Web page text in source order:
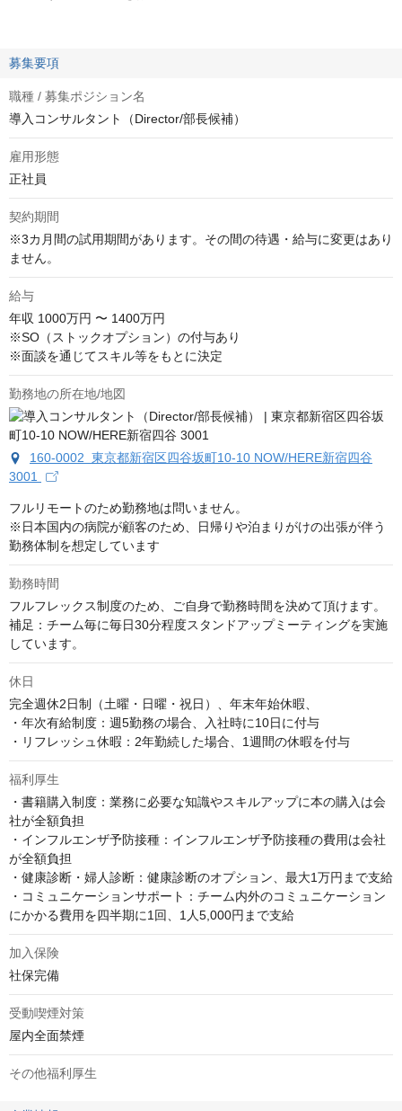
募集要項
職種 / 募集ポジション名
導入コンサルタント（Director/部長候補）
雇用形態
正社員
契約期間
※3カ月間の試用期間があります。その間の待遇・給与に変更はあり
ません。
給与
年収 1000万円 〜 1400万円
※SO（ストックオプション）の付与あり
※面談を通じてスキル等をもとに決定
勤務地の所在地/地図
160-0002 東京都新宿区四谷坂町10-10 NOW/HERE新宿四谷
3001
フルリモートのため勤務地は問いません。
※日本国内の病院が顧客のため、日帰りや泊まりがけの出張が伴う
勤務体制を想定しています
勤務時間
フルフレックス制度のため、ご自身で勤務時間を決めて頂けます。
補足：チーム毎に毎日30分程度スタンドアップミーティングを実施
しています。
休日
完全週休2日制（土曜・日曜・祝日）、年末年始休暇、
・年次有給制度：週5勤務の場合、入社時に10日に付与
・リフレッシュ休暇：2年勤続した場合、1週間の休暇を付与
福利厚生
・書籍購入制度：業務に必要な知識やスキルアップに本の購入は会
社が全額負担
・インフルエンザ予防接種：インフルエンザ予防接種の費用は会社
が全額負担
・健康診断・婦人診断：健康診断のオプション、最大1万円まで支給
・コミュニケーションサポート：チーム内外のコミュニケーション
にかかる費用を四半期に1回、1人5,000円まで支給
加入保険
社保完備
受動喫煙対策
屋内全面禁煙
その他福利厚生